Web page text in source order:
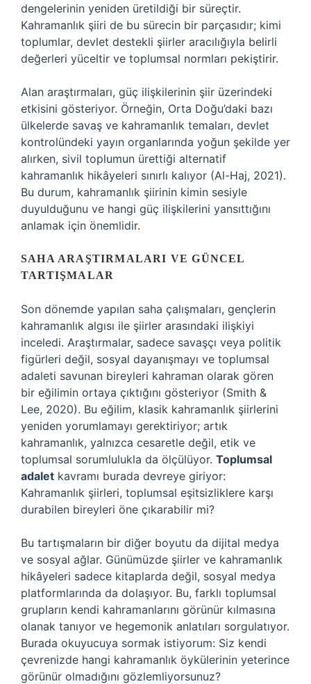
dengelerinin yeniden üretildiği bir süreçtir.
Kahramanlık şiiri de bu sürecin bir parçasıdır; kimi
toplumlar, devlet destekli şiirler aracılığıyla belirli
değerleri yüceltir ve toplumsal normları pekiştirir.
Alan araştırmaları, güç ilişkilerinin şiir üzerindeki
etkisini gösteriyor. Örneğin, Orta Doğu’daki bazı
ülkelerde savaş ve kahramanlık temaları, devlet
kontrolündeki yayın organlarında yoğun şekilde yer
alırken, sivil toplumun ürettiği alternatif
kahramanlık hikâyeleri sınırlı kalıyor (Al-Haj, 2021).
Bu durum, kahramanlık şiirinin kimin sesiyle
duyulduğunu ve hangi güç ilişkilerini yansıttığını
anlamak için önemlidir.
SAHA ARAŞTIRMALARI VE GÜNCEL
TARTIŞMALAR
Son dönemde yapılan saha çalışmaları, gençlerin
kahramanlık algısı ile şiirler arasındaki ilişkiyi
inceledi. Araştırmalar, sadece savaşçı veya politik
figürleri değil, sosyal dayanışmayı ve toplumsal
adaleti savunan bireyleri kahraman olarak gören
bir eğilimin ortaya çıktığını gösteriyor (Smith &
Lee, 2020). Bu eğilim, klasik kahramanlık şiirlerini
yeniden yorumlamayı gerektiriyor; artık
kahramanlık, yalnızca cesaretle değil, etik ve
toplumsal sorumlulukla da ölçülüyor. Toplumsal
adalet kavramı burada devreye giriyor:
Kahramanlık şiirleri, toplumsal eşitsizliklere karşı
durabilen bireyleri öne çıkarabilir mi?
Bu tartışmaların bir diğer boyutu da dijital medya
ve sosyal ağlar. Günümüzde şiirler ve kahramanlık
hikâyeleri sadece kitaplarda değil, sosyal medya
platformlarında da dolaşıyor. Bu, farklı toplumsal
grupların kendi kahramanlarını görünür kılmasına
olanak tanıyor ve hegemonik anlatıları sorgulatıyor.
Burada okuyucuya sormak istiyorum: Siz kendi
çevrenizde hangi kahramanlık öykülerinin yeterince
görünür olmadığını gözlemliyorsunuz?